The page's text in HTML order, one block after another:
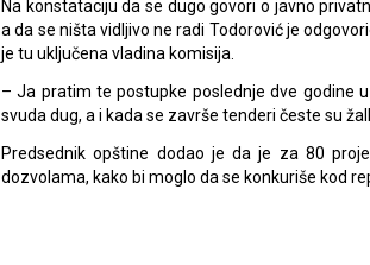
Na konstataciju da se dugo govori o javno
a da se ništa vidljivo ne radi Todorović je
je tu uključena vladina komisija.
– Ja pratim te postupke poslednje dve godine
svuda dug, a i kada se završe tenderi česte su
Predsednik opštine dodao je da je za 80
dozvolama, kako bi moglo da se konkuriše kod